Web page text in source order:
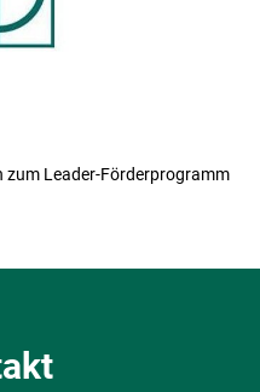
zum Leader-Förderprogramm